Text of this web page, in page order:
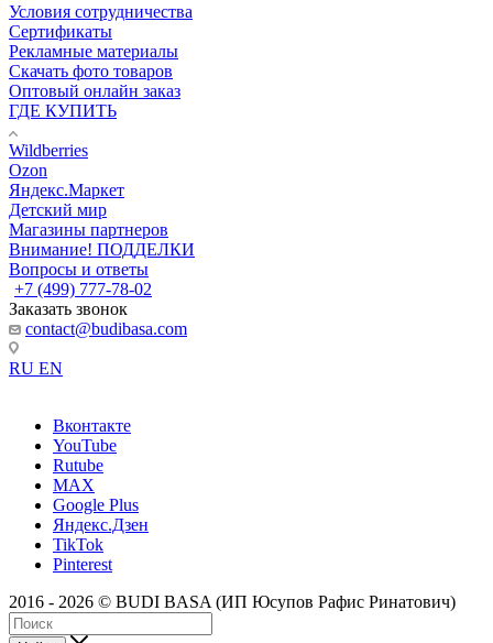
Условия сотрудничества
Сертификаты
Рекламные материалы
Скачать фото товаров
Оптовый онлайн заказ
ГДЕ КУПИТЬ
Wildberries
Ozon
Яндекс.Маркет
Детский мир
Магазины партнеров
Внимание! ПОДДЕЛКИ
Вопросы и ответы
+7 (499) 777-78-02
Заказать звонок
contact@budibasa.com
RU EN
Вконтакте
YouTube
Rutube
MAX
Google Plus
Яндекс.Дзен
TikTok
Pinterest
2016 - 2026 © BUDI BASA (ИП Юсупов Рафис Ринатович)